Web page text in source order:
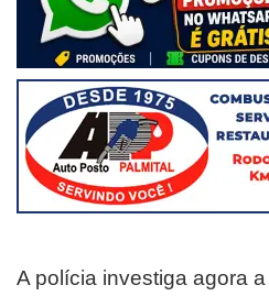
A polícia investiga agora